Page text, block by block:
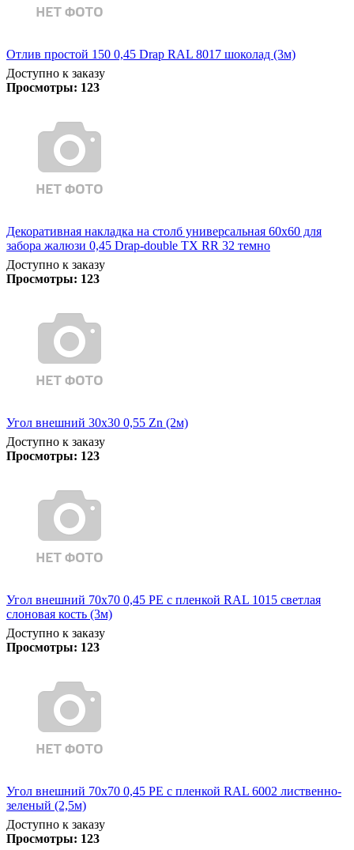
Отлив простой 150 0,45 Drap RAL 8017 шоколад (3м)
Доступно к заказу
Просмотры: 123
Декоративная накладка на столб универсальная 60х60 для
забора жалюзи 0,45 Drap-double TX RR 32 темно
Доступно к заказу
Просмотры: 123
Угол внешний 30х30 0,55 Zn (2м)
Доступно к заказу
Просмотры: 123
Угол внешний 70х70 0,45 PE с пленкой RAL 1015 светлая
слоновая кость (3м)
Доступно к заказу
Просмотры: 123
Угол внешний 70х70 0,45 PE с пленкой RAL 6002 лиственно-
зеленый (2,5м)
Доступно к заказу
Просмотры: 123